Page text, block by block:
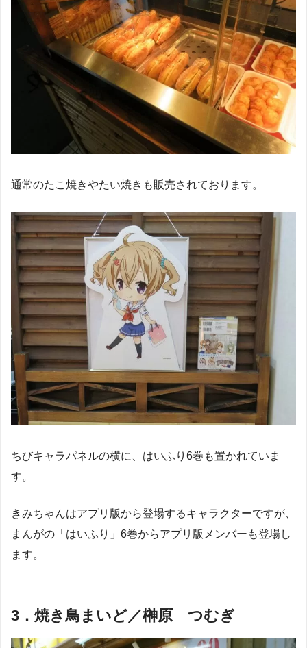
通常のたこ焼きやたい焼きも販売されております。
ちびキャラパネルの横に、はいふり6巻も置かれていま
す。
きみちゃんはアプリ版から登場するキャラクターですが、
まんがの「はいふり」6巻からアプリ版メンバーも登場し
ます。
3．焼き鳥まいど／榊原 つむぎ